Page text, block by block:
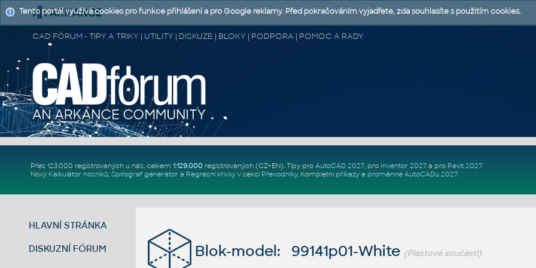
CAD FÓRUM - TIPY A TRIKY | UTILITY | DISKUZE | BLOKY | PODPORA | POMOC A RADY
Přes 123.000 registrovaných u nás, celkem 1.129.000registrovaných (CZ+EN). Tipy pro AutoCAD 2027, pro Inventor 2027a pro Revit 2027.
Nový Kalkulátor nosníků, Spirograf generátor a Regresní křivkyv sekci Převodníky. Kompletní příkazya proměnné AutoCADu 2027.
HLAVNÍ STRÁNKA
DISKUZNÍ FÓRUM Blok-model: 99141p01-White (Plastové součásti)
Tento portál využívá cookies pro funkce přihlášení a pro Google reklamy. Před pokračováním vyjadřete, zda souhlasíte s použitím cookies.